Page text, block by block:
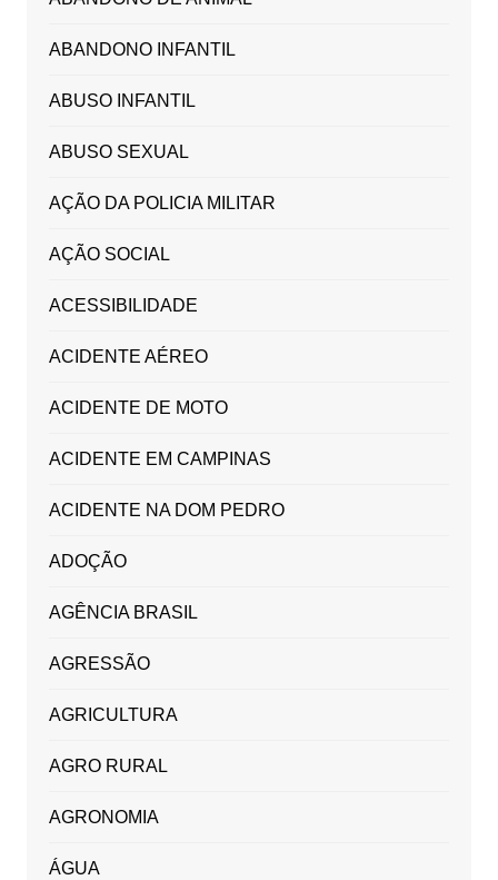
ABANDONO INFANTIL
ABUSO INFANTIL
ABUSO SEXUAL
AÇÃO DA POLICIA MILITAR
AÇÃO SOCIAL
ACESSIBILIDADE
ACIDENTE AÉREO
ACIDENTE DE MOTO
ACIDENTE EM CAMPINAS
ACIDENTE NA DOM PEDRO
ADOÇÃO
AGÊNCIA BRASIL
AGRESSÃO
AGRICULTURA
AGRO RURAL
AGRONOMIA
ÁGUA